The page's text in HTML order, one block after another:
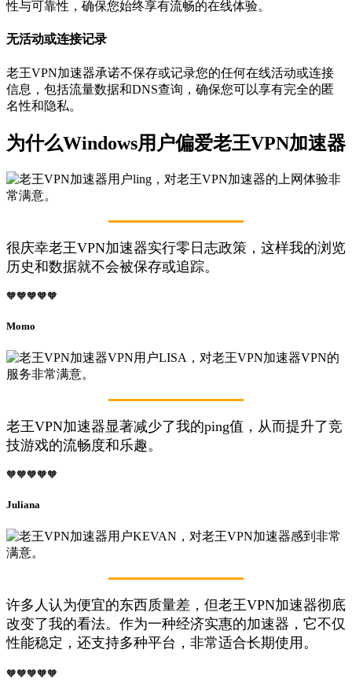
性与可靠性，确保您始终享有流畅的在线体验。
无活动或连接记录
老王VPN加速器承诺不保存或记录您的任何在线活动或连接
信息，包括流量数据和DNS查询，确保您可以享有完全的匿
名性和隐私。
为什么Windows用户偏爱老王VPN加速器
很庆幸老王VPN加速器实行零日志政策，这样我的浏览
历史和数据就不会被保存或追踪。
🧡🧡🧡🧡🧡
Momo
老王VPN加速器显著减少了我的ping值，从而提升了竞
技游戏的流畅度和乐趣。
🧡🧡🧡🧡🧡
Juliana
许多人认为便宜的东西质量差，但老王VPN加速器彻底
改变了我的看法。作为一种经济实惠的加速器，它不仅
性能稳定，还支持多种平台，非常适合长期使用。
🧡🧡🧡🧡🧡